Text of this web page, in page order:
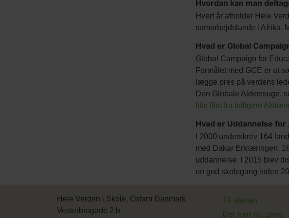
Hvordan kan man
Hvert år afholder Hele
samarbejdslande i Afrika,
Hvad er Global
Global Campaign for
Formålet med GCE er at
lægge pres på verdens
Den Globale Aktionsuge,
lille film fra tidligere
Hvad er Uddannelse for
I 2000 underskrev 164
med Dakar Erklæringen.
uddannelse. I 2015 blev
en god skolegang inden
Hele Verden i Skole, Oxfam Danmark
Vesterbrogade 2 b
Main
Til eleven
Det kan du gøre